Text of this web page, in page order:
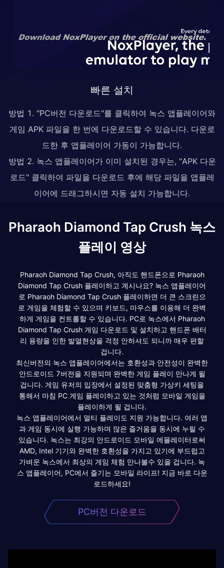
빠른 설치
방법 1. "PC버전 다운로드"를 클릭하여 녹스 앱플레이어와
게임 APK 파일을 한 번에 다운로드할 수 있습니다. 다운로
드한 후 앱플레이어 가동이 가능합니다.
방법 2. 녹스 앱플레이어가 이미 설치된 경우는, "APK 다운
로드" 클릭하여 파일을 다운로드 후에 해당 파일을 앱플레
이어에 드래그하시면 자동 설치 가능합니다.
Pharaoh Diamond Tap Crush 녹스
플레이 영상
Pharaoh Diamond Tap Crush, 아직도 핸드폰으로 Pharaoh
Diamond Tap Crush 플레이하고 계시나요? 녹스 앱플레이어
로 Pharaoh Diamond Tap Crush 플레이하면 더 큰 스크린으
로 게임을 체험할 수 있으며 키보드, 마우스를 이용해 더 완벽
하게 게임을 컨트롤할 수 있습니다. PC로 녹스에서 Pharaoh
Diamond Tap Crush 게임 다운로드 및 설치하고 핸드폰 배터
리 용량을 인한 발열현상을 걱정 안하셔도 되니까 매우 편할
겁니다.
최신버전의 녹스 앱플레이어에서는 호환성과 안전성이 완벽한
안드로이드 7버전을 지원되며 완벽한 게임 플레이 만나게 될
겁니다. 게임 유저의 입장에서 설정된 맞춤형 가상키 세팅을
통해서 마침 PC 게임 플레이하고 있는 것처럼 모바일 게임을
플레이하게 될 겁니다.
녹스 앱플레이어에서 멀티 플레이도 지원 가능합니다. 여러 앱
과 게임 동시에 실행 가능하며 많은 즐거움을 동시에 누릴 수
있습니다. 녹스는 최강의 안드로이드 모바일 에뮬레이터로써
AMD, Intel 기기와 완벽한 호환성을 가지고 있기에 부드럽고
가벼운 녹스에서 최상의 게임 체험 만나볼수 있을 겁니다. 녹
스 앱플레이어, PC에서 즐기는 모바일 라이프! 지금 바로 다운
로드하세요!
PC버전 다운로드